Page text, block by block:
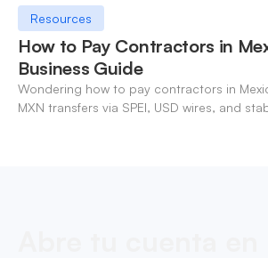
Resources
How to Pay Contractors in
Business Guide
Wondering how to pay contractors in
MXN transfers via SPEI, USD wires, and